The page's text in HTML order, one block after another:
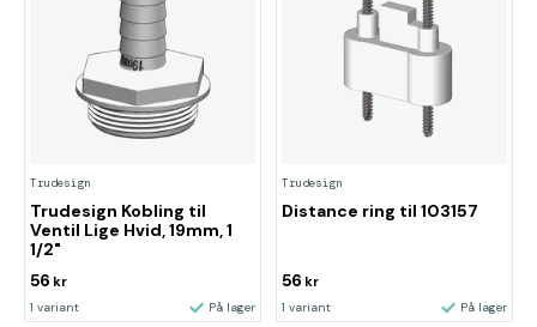
Trudesign
Trudesign Kobling til
Ventil Lige Hvid, 19mm, 1
1/2"
56 kr
1 variant På lager
Trudesign
Distance ring til 103157
56 kr
1 variant På lager